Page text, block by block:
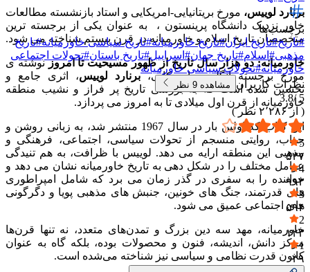
برنارد لوییس، مورخ بریتانیایی-امریکایی و استاد بازنشسته مطالعات
خاور نزدیک دانشگاه پرینستون ، به عنوان یکی از برجسته ترین
متخصصان تاریخ اسلام و خاورمیانه در قرن بیستم شناخته می شود.
خاورمیانه: دو هزار سال تاریخ از ظهور مسیحیت تا امروزنوشته ی
مورخ برجسته انگلیسی-امریکایی،برنارد لوییس، اثری جامع و
تحسین شده است که به بررسی تاریخ پر فراز و نشیب منطقه
خاورمیانه از قرن اول میلادی تا به امروز می پردازد.
این کتاب که اولین بار در سال 1967 منتشر شد، به زبانی روشن و
جذاب، روایتی منسجم از تحولات سیاسی، اجتماعی، فرهنگی و
مذهبی این منطقه ارایه می دهد. لوییس با ظرافت، به هم تنیدگی
عوامل مختلف را در شکل دهی به تاریخ خاورمیانه نشان می دهد و
خواننده را به سفری در گذر زمان می برد که شامل امپراطوری
های قدرتمند، جنگ های خونین، جنبش های مذهبی پویا و دگرگونی
های اجتماعی عمیق می شود.
خاورمیانه، مهد سه دین بزرگ و تمدن‌های متعدد، نه تنها قرن‌ها
مرکز دانش، اندیشه، فنون و محصولات بوده، بلکه گاه به عنوان
کانون قدرت نظامی و سیاسی نیز شناخته می‌شده است.
برچسب‌ها
#تاریخ#تاریخ ایران#تاریخ خاورمیانه#تاریخ سیاسی خاورمیانه#تاریخ
مذهبی# اسلام#تاریخ جهان# اسراییل#تاریخ باستان#تحولات اجتماعی
خاورمیانه#تحولات سیاسی خاورمیانه
نظرات کاربران
مشاهده 9 نظر
5 /
3.8
( از ۲٬۲۸۶ نظر )
5
۵۳۷
4
۹۹۳
3
۵۹۴
2
۱۲۳
1
۳۹